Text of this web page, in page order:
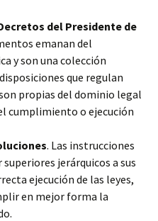
del Presidente de
emanan del
y son una colección
que regulan
propias del dominio legal
cumplimiento o ejecución
. Las instrucciones
jerárquicos a sus
ejecución de las leyes,
en mejor forma la